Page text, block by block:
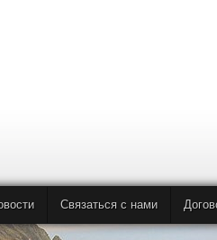
Связаться с нами